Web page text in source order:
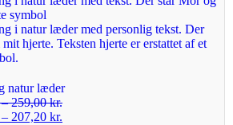
natur læder
259,00kr.
– 207,20 kr.